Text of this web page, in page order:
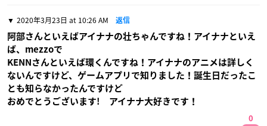
2020年3月23日 at 10:26 AM 返信
阿部さんといえばアイナナの壮ちゃんですね！アイナナといえ
ば、mezzoで
KENNさんといえば環くんですね！アイナナのアニメは詳しく
ないんですけど、ゲームアプリで知りました！誕生日だったこ
とも知らなかったんですけど
おめでとうございます! アイナナ大好きです！
0